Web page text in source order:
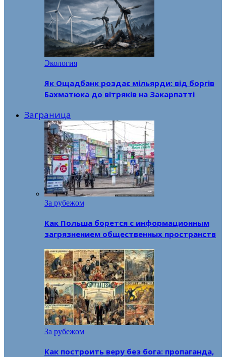
Экология
Як Ощадбанк роздає мільярди: від боргів
Бахматюка до вітряків на Закарпатті
Заграница
За рубежом
Как Польша борется с информационным
загрязнением общественных пространств
За рубежом
Как построить веру без бога: пропаганда,